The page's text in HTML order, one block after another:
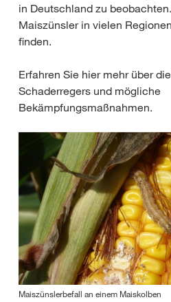
in Deutschland zu
Maiszünsler in vielen
finden.
Erfahren Sie hier mehr über
Schaderregers und mögliche
Bekämpfungsmaßnahmen.
Maiszünslerbefall an einem Maiskolben